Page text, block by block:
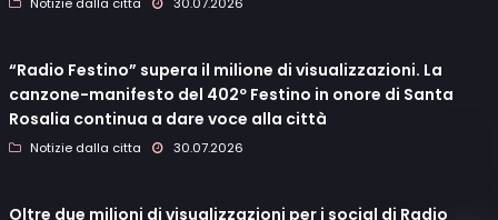
Notizie dalla citta 30.07.2026
“Radio Festino” supera il milione di visualizzazioni. La
canzone-manifesto del 402º Festino in onore di Santa
Rosalia continua a dare voce alla città
Notizie dalla citta 30.07.2026
Oltre due milioni di visualizzazioni per i social di Radio